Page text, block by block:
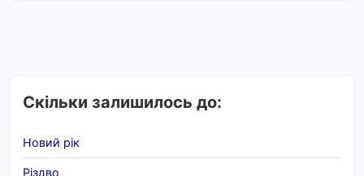
Скільки залишилось до:
Новий рік
Різдво